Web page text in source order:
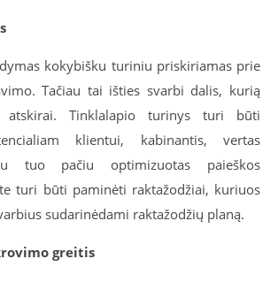
kokybišku turiniu priskiriamas prie
Tačiau tai išties svarbi dalis, kurią
atskirai. Tinklalapio turinys turi būti
klientui, kabinantis, vertas
tuo pačiu optimizuotas paieškos
turi būti paminėti raktažodžiai, kuriuos
sudarinėdami raktažodžių planą.
greitis